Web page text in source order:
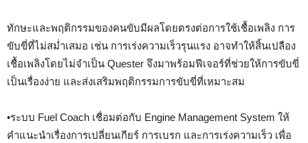
ทักษะและพฤติกรรมของคนขับมีผลโดยตรงต่อการใช้เชื้อเพลิง การ
ขับขี่ที่ไม่สม่ำเสมอ เช่น การเร่งความเร็วรุนแรง อาจทำให้สิ้นเปลือง
เชื้อเพลิงโดยไม่จำเป็น Quester จึงมาพร้อมฟีเจอร์ที่ช่วยให้การขับขี่
เป็นเรื่องง่าย และส่งเสริมพฤติกรรมการขับขี่ที่เหมาะสม
•ระบบ Fuel Coach เชื่อมต่อกับ Engine Management System ให้
คำแนะนำเรื่องการเปลี่ยนเกียร์ การเบรก และการเร่งความเร็ว เพื่อ